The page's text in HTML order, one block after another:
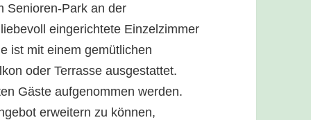
Senioren-Park an der
eingerichtete Einzelzimmer
ist mit einem gemütlichen
oder Terrasse ausgestattet.
Gäste aufgenommen werden.
erweitern zu können,